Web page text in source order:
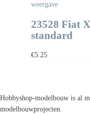
weergave
23528 Fiat
standard
€5.25
Hobbyshop-modelbouw is al
modelbouwprojecten.